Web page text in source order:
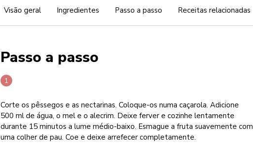
Visão geral Ingredientes Passo a passo Receitas relacionadas
Passo a passo
Corte os pêssegos e as nectarinas. Coloque-os numa caçarola. Adicione
500 ml de água, o mel e o alecrim. Deixe ferver e cozinhe lentamente
durante 15 minutos a lume médio-baixo. Esmague a fruta suavemente com
uma colher de pau. Coe e deixe arrefecer completamente.